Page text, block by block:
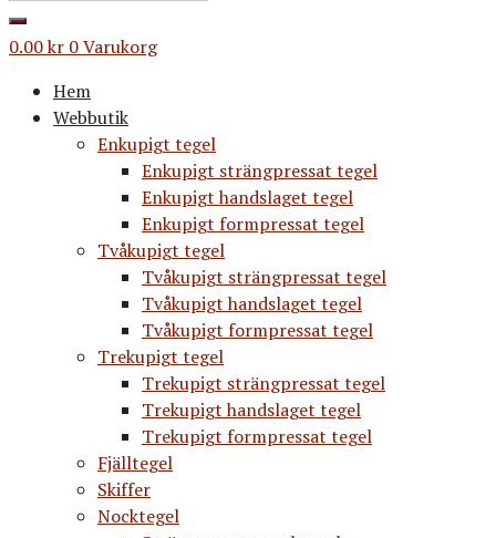
0.00kr 0Varukorg
Hem
Webbutik
Enkupigt tegel
Enkupigt strängpressat tegel
Enkupigt handslaget tegel
Enkupigt formpressat tegel
Tvåkupigt tegel
Tvåkupigt strängpressat tegel
Tvåkupigt handslaget tegel
Tvåkupigt formpressat tegel
Trekupigt tegel
Trekupigt strängpressat tegel
Trekupigt handslaget tegel
Trekupigt formpressat tegel
Fjälltegel
Skiffer
Nocktegel